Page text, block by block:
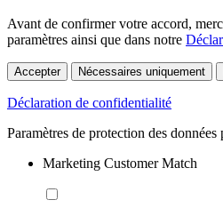
Avant de confirmer votre accord,
paramètres ainsi que dans notre
Accepter Nécessaires uniquement
Déclaration de confidentialité
Paramètres de protection des données
Marketing Customer Match